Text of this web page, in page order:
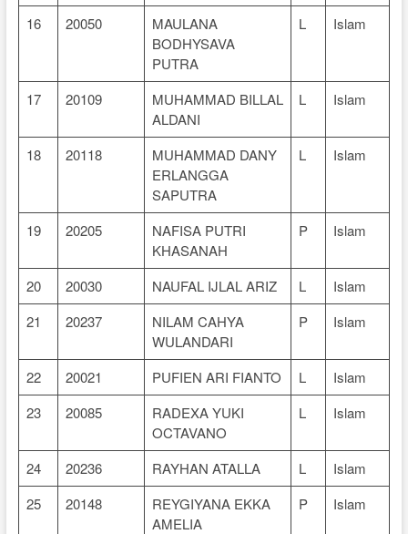
16 20050
MAULANA
BODHYSAVA
PUTRA
L Islam
17 20109
MUHAMMAD BILLAL
ALDANI
L Islam
18 20118
MUHAMMAD DANY
ERLANGGA
SAPUTRA
L Islam
19 20205
NAFISA PUTRI
KHASANAH
P Islam
20 20030 NAUFAL IJLAL ARIZ L
Islam
21
20237
NILAM CAHYA
WULANDARI
P Islam
22 20021 PUFIEN ARI FIANTO L
Islam
23
20085
RADEXA YUKI
OCTAVANO
L Islam
24 20236 RAYHAN ATALLA L
Islam
25
20148
REYGIYANA EKKA
AMELIA
P Islam